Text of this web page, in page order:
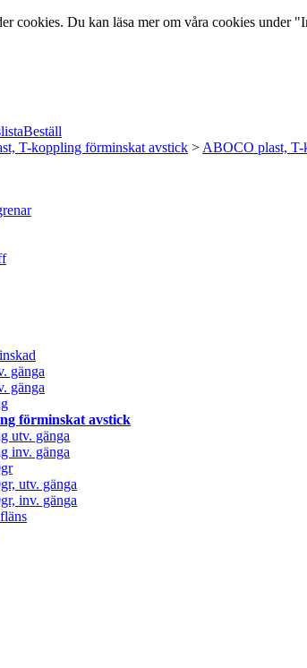
cookies. Du kan läsa mer om våra cookies
Beställ
T-koppling förminskat avstick > ABOCO plast,
gänga
gänga
förminskat avstick
utv. gänga
inv. gänga
utv. gänga
inv. gänga